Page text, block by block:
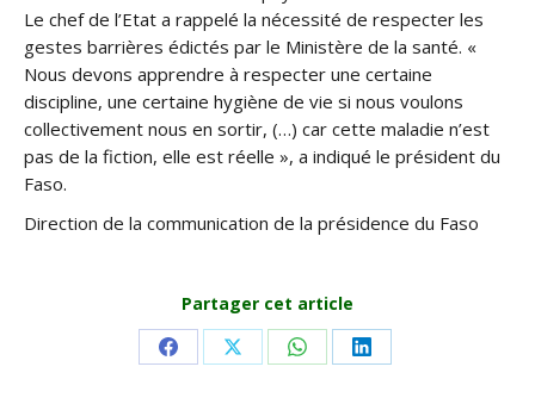
Le chef de l’Etat a rappelé la nécessité de respecter les
gestes barrières édictés par le Ministère de la santé. «
Nous devons apprendre à respecter une certaine
discipline, une certaine hygiène de vie si nous voulons
collectivement nous en sortir, (…) car cette maladie n’est
pas de la fiction, elle est réelle », a indiqué le président du
Faso.
Direction de la communication de la présidence du Faso
Partager cet article
Share Share Share Share